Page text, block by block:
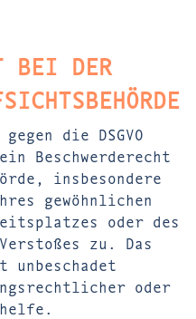
BEI DER
die DSGVO
Beschwerderecht
insbesondere
gewöhnlichen
oder des
zu. Das
unbeschadet
oder